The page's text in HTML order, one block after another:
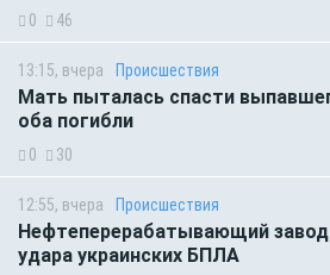
0 46
13:15, вчера Происшествия
Мать пыталась спасти
оба погибли
0 30
12:55, вчера Происшествия
Нефтеперерабатывающий завод
удара украинских БПЛА